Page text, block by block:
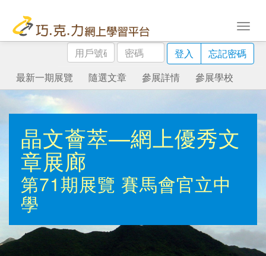
用
戶
號
碼
密
碼
登入
忘記密碼
最新一期展覽
隨選文章 參展詳情 參展學校
晶文薈萃—網上優秀文
章展廊
第71期展覽 賽馬會官立中
學